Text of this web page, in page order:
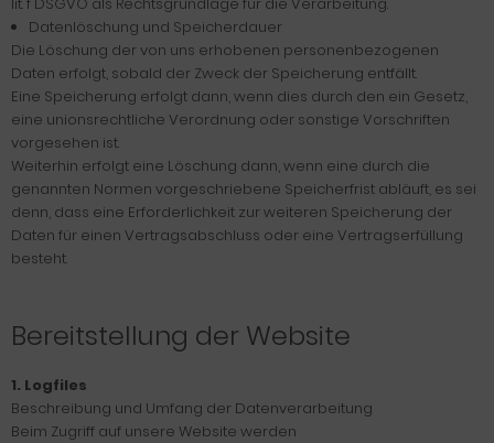
Datenlöschung und Speicherdauer
Die Löschung der von uns erhobenen personenbezogenen
Daten erfolgt, sobald der Zweck der Speicherung entfällt.
Eine Speicherung erfolgt dann, wenn dies durch den ein Gesetz,
eine unionsrechtliche Verordnung oder sonstige Vorschriften
vorgesehen ist.
Weiterhin erfolgt eine Löschung dann, wenn eine durch die
genannten Normen vorgeschriebene Speicherfrist abläuft, es sei
denn, dass eine Erforderlichkeit zur weiteren Speicherung der
Daten für einen Vertragsabschluss oder eine Vertragserfüllung
besteht.
Bereitstellung der Website
1. Logfiles
Beschreibung und Umfang der Datenverarbeitung
Beim Zugriff auf unsere Website werden